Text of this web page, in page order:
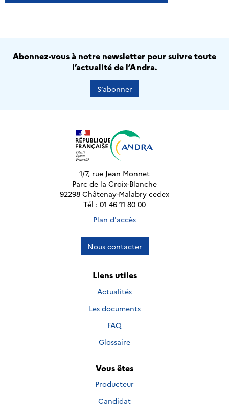
Abonnez-vous à notre newsletter pour suivre toute
l’actualité de l’Andra.
S’abonner
1/7, rue Jean Monnet
Parc de la Croix-Blanche
92298 Châtenay-Malabry cedex
Tél : 01 46 11 80 00
Plan d'accès
Nous contacter
Liens utiles
Actualités
Les documents
FAQ
Glossaire
Vous êtes
Producteur
Candidat